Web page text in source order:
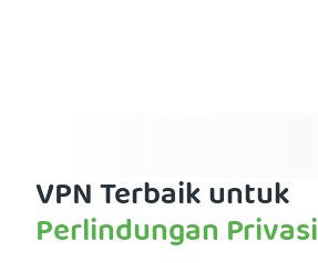
VPN Terbaik untuk
Perlindungan Privasi